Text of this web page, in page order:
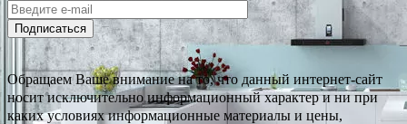
Подписаться
Обращаем Ваше внимание на то, что данный интернет-сайт
носит исключительно информационный характер и ни при
каких условиях информационные материалы и цены,